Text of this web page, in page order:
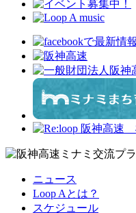
ニュース
Loop Aとは？
スケジュール